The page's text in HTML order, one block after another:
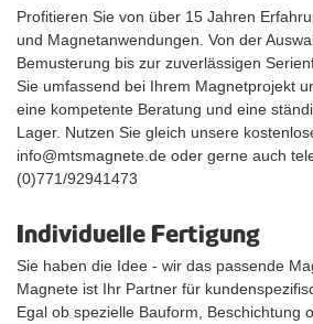
Profitieren Sie von über 15 Jahren
und Magnetanwendungen. Von der
Bemusterung bis zur zuverlässigen
Sie umfassend bei Ihrem Magnetprojekt
eine kompetente Beratung und eine
Lager. Nutzen Sie gleich unsere
info@mtsmagnete.de oder gerne auch
(0)771/92941473
Individuelle Fertigung
Sie haben die Idee - wir das passende
Magnete ist Ihr Partner für
Egal ob spezielle Bauform, Beschichtung